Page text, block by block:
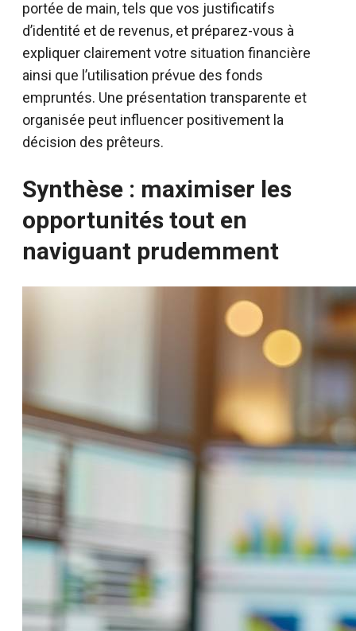
portée de main, tels que vos justificatifs
d’identité et de revenus, et préparez-vous à
expliquer clairement votre situation financière
ainsi que l’utilisation prévue des fonds
empruntés. Une présentation transparente et
organisée peut influencer positivement la
décision des prêteurs.
Synthèse : maximiser les
opportunités tout en
naviguant prudemment